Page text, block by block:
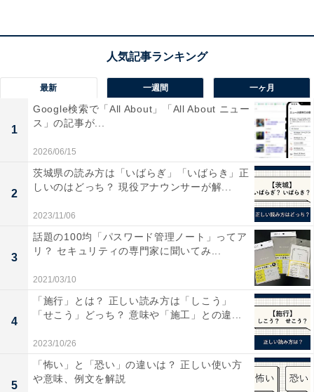
「訃」という漢字の読み方は「フ」、この字自体に「人
の死を知らせる」という意味があります。
「訃報」以外にも「訃音（ふいん）」や「訃告（ふこ
く）」といった言葉にもこの漢字が使われており、いず
れも「人の死の報せ」を意味します。
最新 一週間 一ヶ月
1
Google検索で「All About」「All About ニュー
ス」の記事が...
2026/06/15
2
茨城県の読み方は「いばらぎ」「いばらき」正
しいのはどっち？ 現役アナウンサーが解...
2023/11/06
3
話題の100均「パスワード管理ノート」ってア
リ？ セキュリティの専門家に聞いてみ...
2021/03/10
4
「施行」とは？ 正しい読み方は「しこう」
「せこう」どっち？ 意味や「施工」との違...
2023/10/26
5
「怖い」と「恐い」の違いは？ 正しい使い方
や意味、例文を解説